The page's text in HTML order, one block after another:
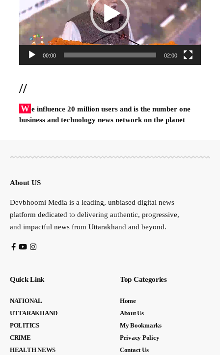
00:00 02:00
//
W e influence 20 million users and is the number one
business and technology news network on the planet
About US
Devbhoomi Media is a leading, unbiased digital news
platform dedicated to delivering authentic, progressive,
and impactful news from Uttarakhand and beyond.
Quick Link
NATIONAL
UTTARAKHAND
POLITICS
CRIME
HEALTH NEWS
Top Categories
Home
About Us
My Bookmarks
Privacy Policy
Contact Us